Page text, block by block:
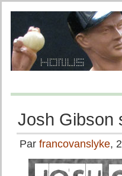
Josh Gibson
Par francovanslyke,